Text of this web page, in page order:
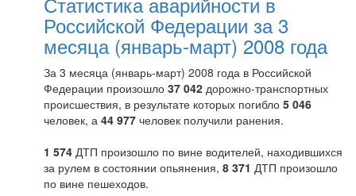
Российской Федерации за 3
месяца (январь-март) 2008 года
За 3 месяца (январь-март) 2008 года в Российской
Федерации произошло 37 042 дорожно-транспортных
происшествия, в результате которых погибло 5 046
человек, а 44 977 человек получили ранения.
1 574 ДТП произошло по вине водителей, находившихся
за рулем в состоянии опьянения, 8 371 ДТП произошло
по вине пешеходов.